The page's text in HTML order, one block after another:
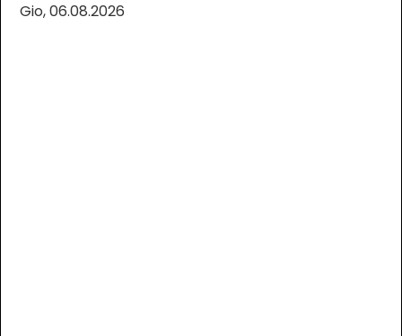
Gio, 06.08.2026